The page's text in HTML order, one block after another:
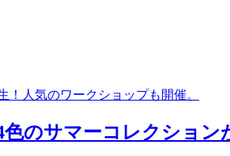
人気のワークショップも開催。
のサマーコレクション